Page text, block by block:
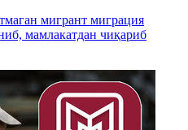
мигрант миграция
мамлакатдан чиқариб